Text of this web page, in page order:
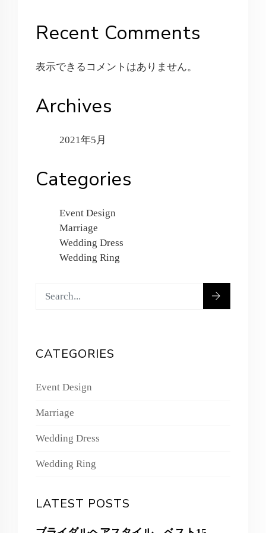
Recent Comments
表示できるコメントはありません。
Archives
2021年5月
Categories
Event Design
Marriage
Wedding Dress
Wedding Ring
CATEGORIES
Event Design
Marriage
Wedding Dress
Wedding Ring
LATEST POSTS